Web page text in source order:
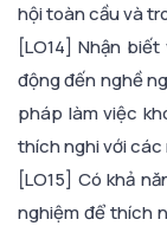
hội toàn cầu và
[LO14] Nhận
động đến nghề
pháp làm việc
thích nghi với các
[LO15] Có khả
nghiệm để thích